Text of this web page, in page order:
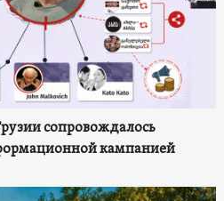
сопровождалось
кампанией